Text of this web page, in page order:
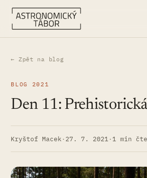
Skip
Astronomický
tábor
← Zpět na blog
BLOG 2021
Den 11:
Kryštof Macek · 27. 7. 2021 · 1 min